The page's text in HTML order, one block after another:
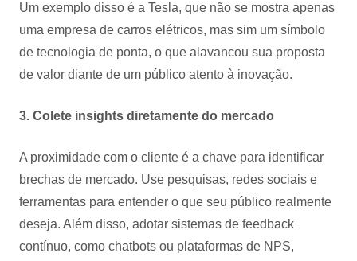
Um exemplo disso é a Tesla, que não se mostra apenas
uma empresa de carros elétricos, mas sim um símbolo
de tecnologia de ponta, o que alavancou sua proposta
de valor diante de um público atento à inovação.
3. Colete insights diretamente do mercado
A proximidade com o cliente é a chave para identificar
brechas de mercado. Use pesquisas, redes sociais e
ferramentas para entender o que seu público realmente
deseja. Além disso, adotar sistemas de feedback
contínuo, como chatbots ou plataformas de NPS,